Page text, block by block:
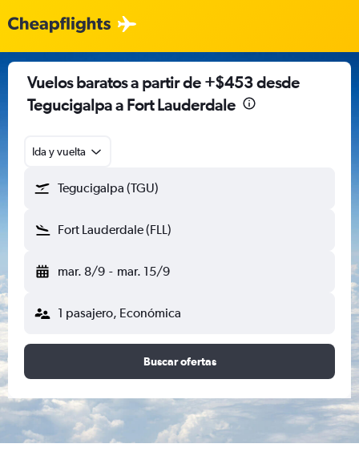
Vuelos baratos a partir de +$453 desde
Tegucigalpa a Fort Lauderdale
Ida y vuelta
Tegucigalpa (TGU)
Fort Lauderdale (FLL)
mar. 8/9 - mar. 15/9
1 pasajero, Económica
Buscar ofertas